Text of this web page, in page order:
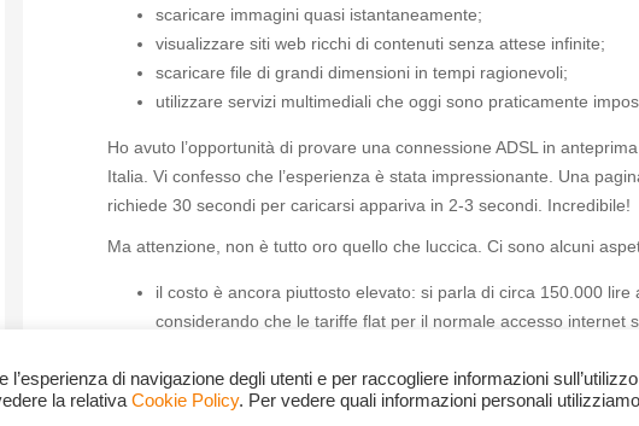
scaricare immagini quasi istantaneamente;
visualizzare siti web ricchi di contenuti senza attese infinite;
scaricare file di grandi dimensioni in tempi ragionevoli;
utilizzare servizi multimediali che oggi sono praticamente
Ho avuto l’opportunità di provare una connessione ADSL in
Italia. Vi confesso che l’esperienza è stata impressionante. Una
richiede 30 secondi per caricarsi appariva in 2-3 secondi. Incredibile!
Ma attenzione, non è tutto oro quello che luccica. Ci sono alcuni
il costo è ancora piuttosto elevato: si parla di circa 150.000
considerando che le tariffe flat per il normale accesso internet
abita in provincia dovrà aspettare;
è necessario un modem ADSL speciale, che costa intorno alle
di navigazione degli utenti e per raccogliere informazioni
la relativa Cookie Policy. Per vedere quali informazioni personali